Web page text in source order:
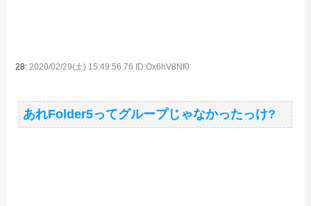
28: 2020/02/29(土) 15:49:56.76 ID:Ox6hV8Nf0
あれFolder5ってグループじゃなかったっけ?